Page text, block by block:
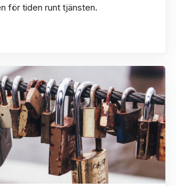
för tiden runt tjänsten.